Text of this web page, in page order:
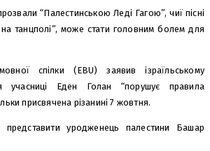
“Палестинською Леді Гагою”, чиї пісні
танцполі”, може стати головним болем для
спілки (EBU) заявив ізраїльському
учасниці Еден Голан “порушує правила
присвячена різанині 7 жовтня.
уродженець палестини Башар